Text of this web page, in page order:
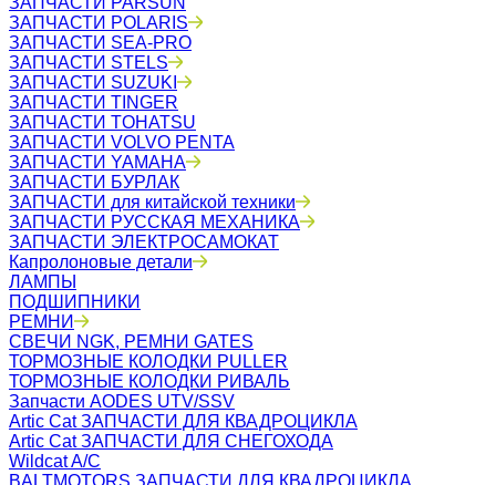
ЗАПЧАСТИ POLARIS
ЗАПЧАСТИ SEA-PRO
ЗАПЧАСТИ STELS
ЗАПЧАСТИ SUZUKI
ЗАПЧАСТИ TINGER
ЗАПЧАСТИ TOHATSU
ЗАПЧАСТИ VOLVO PENTA
ЗАПЧАСТИ YAMAHA
ЗАПЧАСТИ БУРЛАК
ЗАПЧАСТИ для китайской техники
ЗАПЧАСТИ РУССКАЯ МЕХАНИКА
ЗАПЧАСТИ ЭЛЕКТРОСАМОКАТ
Капролоновые детали
ЛАМПЫ
ПОДШИПНИКИ
РЕМНИ
СВЕЧИ NGK, РЕМНИ GATES
ТОРМОЗНЫЕ КОЛОДКИ PULLER
ТОРМОЗНЫЕ КОЛОДКИ РИВАЛЬ
Запчасти AODES UTV/SSV
Artic Cat ЗАПЧАСТИ ДЛЯ КВАДРОЦИКЛА
Artic Cat ЗАПЧАСТИ ДЛЯ СНЕГОХОДА
Wildcat A/C
BALTMOTORS ЗАПЧАСТИ ДЛЯ КВАДРОЦИКЛА